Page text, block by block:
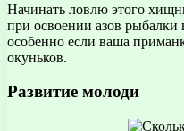
Начинать ловлю этого
при освоении азов рыбалки
особенно если ваша
окуньков.
Развитие молоди